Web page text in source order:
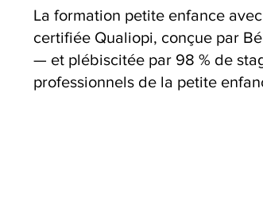
La formation petite enfance
certifiée Qualiopi, conçue par
— et plébiscitée par 98 % de
professionnels de la petite